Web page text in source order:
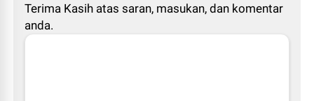
Terima Kasih atas saran, masukan, dan komentar
anda.